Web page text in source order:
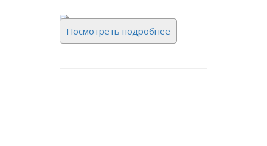
Посмотреть подробнее